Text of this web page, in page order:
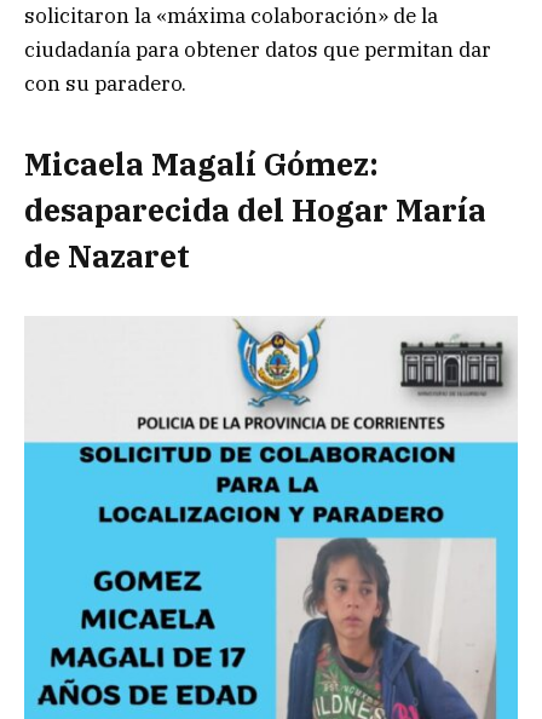
solicitaron la «máxima colaboración» de la
ciudadanía para obtener datos que permitan dar
con su paradero.
Micaela Magalí Gómez:
desaparecida del Hogar María
de Nazaret